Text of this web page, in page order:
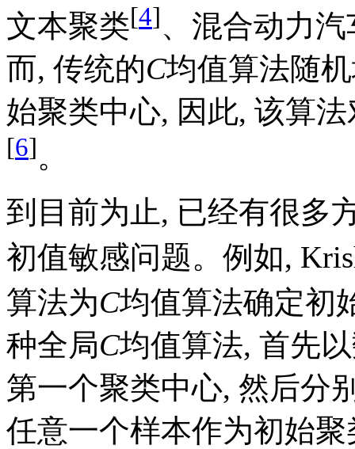
文本聚类[4]、混合动力
而, 传统的C均值算法随
始聚类中心, 因此, 该算
[6]。
到目前为止, 已经有很多
初值敏感问题。例如,
算法为C均值算法确定初
种全局C均值算法, 首先
第一个聚类中心, 然后分
任意一个样本作为初始